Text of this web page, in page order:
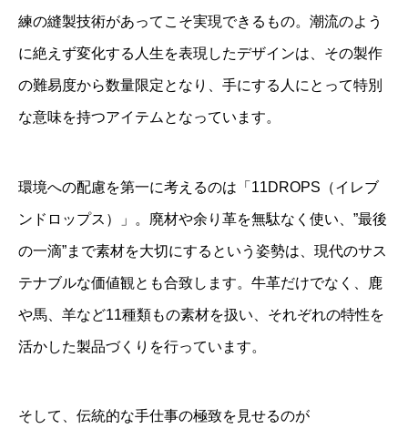
練の縫製技術があってこそ実現できるもの。潮流のよう
に絶えず変化する人生を表現したデザインは、その製作
の難易度から数量限定となり、手にする人にとって特別
な意味を持つアイテムとなっています。
環境への配慮を第一に考えるのは「11DROPS（イレブ
ンドロップス）」。廃材や余り革を無駄なく使い、”最後
の一滴”まで素材を大切にするという姿勢は、現代のサス
テナブルな価値観とも合致します。牛革だけでなく、鹿
や馬、羊など11種類もの素材を扱い、それぞれの特性を
活かした製品づくりを行っています。
そして、伝統的な手仕事の極致を見せるのが